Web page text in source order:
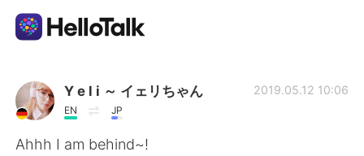
Dil Değişimi Uygulaması
AI Grammar Checker
Y e l i ～ イェリちゃん
EN JP
2019.05.12 10:06
Ahhh I am behind~!